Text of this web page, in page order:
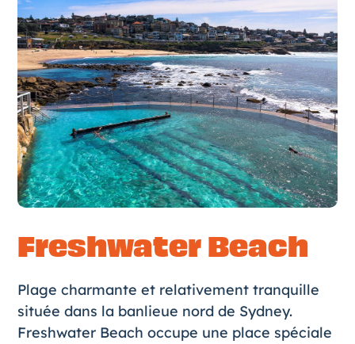
Freshwater Beach
Plage charmante et relativement tranquille
située dans la banlieue nord de Sydney.
Freshwater Beach occupe une place spéciale